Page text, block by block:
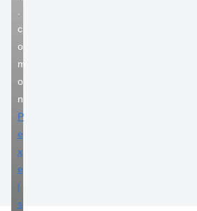
c
o
m
o
n
P
e
x
e
l
s